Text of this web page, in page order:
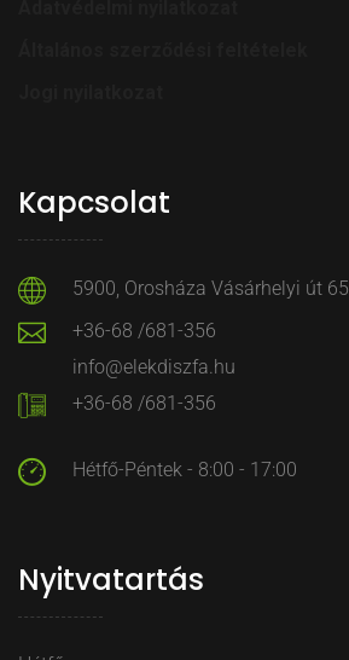
Kapcsolat
5900, Orosháza Vásárhelyi út 65
+36-68 /681-356
info@elekdiszfa.hu
+36-68 /681-356
Hétfő-Péntek - 8:00 - 17:00
Nyitvatartás